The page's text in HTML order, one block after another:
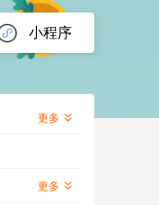
小程序
更多
更多